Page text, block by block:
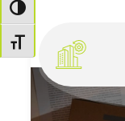
Passer en contraste
Changer la taille de